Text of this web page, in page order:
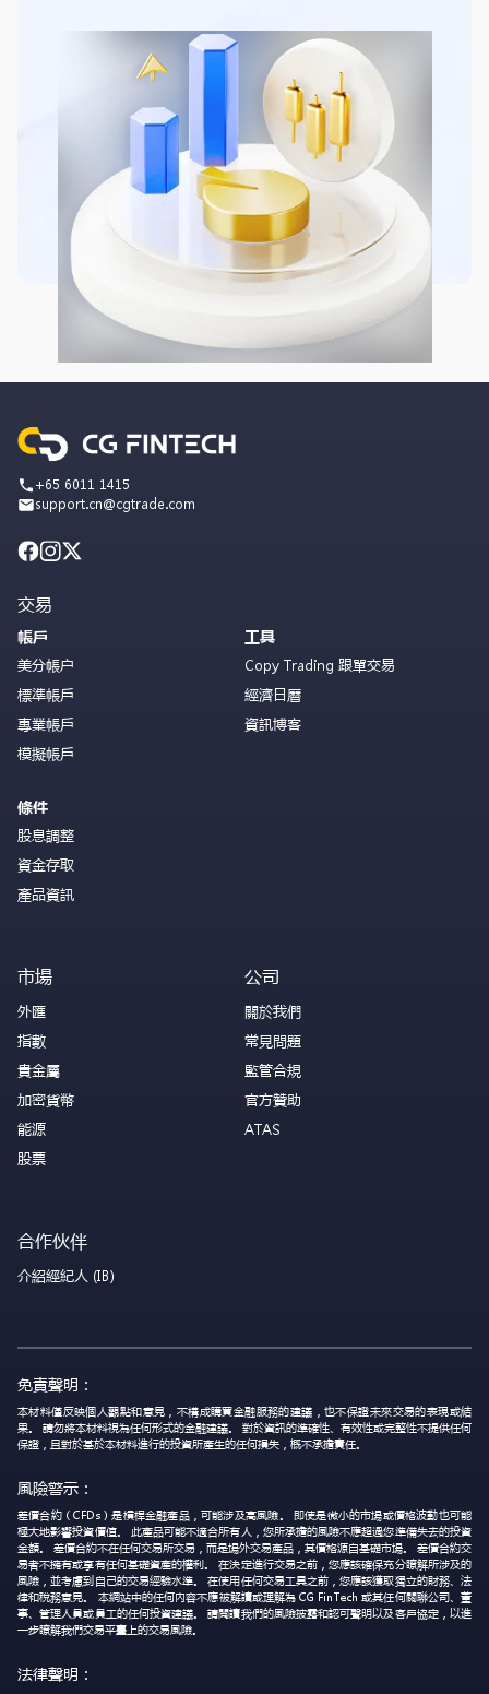
+65 6011 1415
support.cn@cgtrade.com
交易
帳戶
美分帳户
標準帳戶
專業帳戶
模擬帳戶
條件
股息調整
資金存取
產品資訊
工具
Copy Trading 跟單交易
經濟日曆
資訊博客
市場
外匯
指數
貴金屬
加密貨幣
能源
股票
公司
關於我們
常見問題
監管合規
官方贊助
ATAS
合作伙伴
介紹經紀人 (IB)
免責聲明：
本材料僅反映個人觀點和意見，不構成購買金融服務的建議，也不保證未來交易的表現或結
果。 請勿將本材料視為任何形式的金融建議。 對於資訊的準確性、有效性或完整性不提供任何
保證，且對於基於本材料進行的投資所產生的任何損失，概不承擔責任。
風險警示：
差價合約（CFDs）是槓桿金融產品，可能涉及高風險。 即使是微小的市場或價格波動也可能
極大地影響投資價值。 此產品可能不適合所有人，您所承擔的風險不應超過您準備失去的投資
金額。 差價合約不在任何交易所交易，而是場外交易產品，其價格源自基礎市場。 差價合約交
易者不擁有或享有任何基礎資產的權利。 在決定進行交易之前，您應該確保充分瞭解所涉及的
風險，並考慮到自己的交易經驗水準。 在使用任何交易工具之前，您應該獲取獨立的財務、法
律和稅務意見。 本網站中的任何內容不應被解讀或理解為 CG FinTech 或其任何關聯公司、董
事、管理人員或員工的任何投資建議。 請閱讀我們的風險披露和認可聲明以及客戶協定，以進
一步瞭解我們交易平臺上的交易風險。
法律聲明：